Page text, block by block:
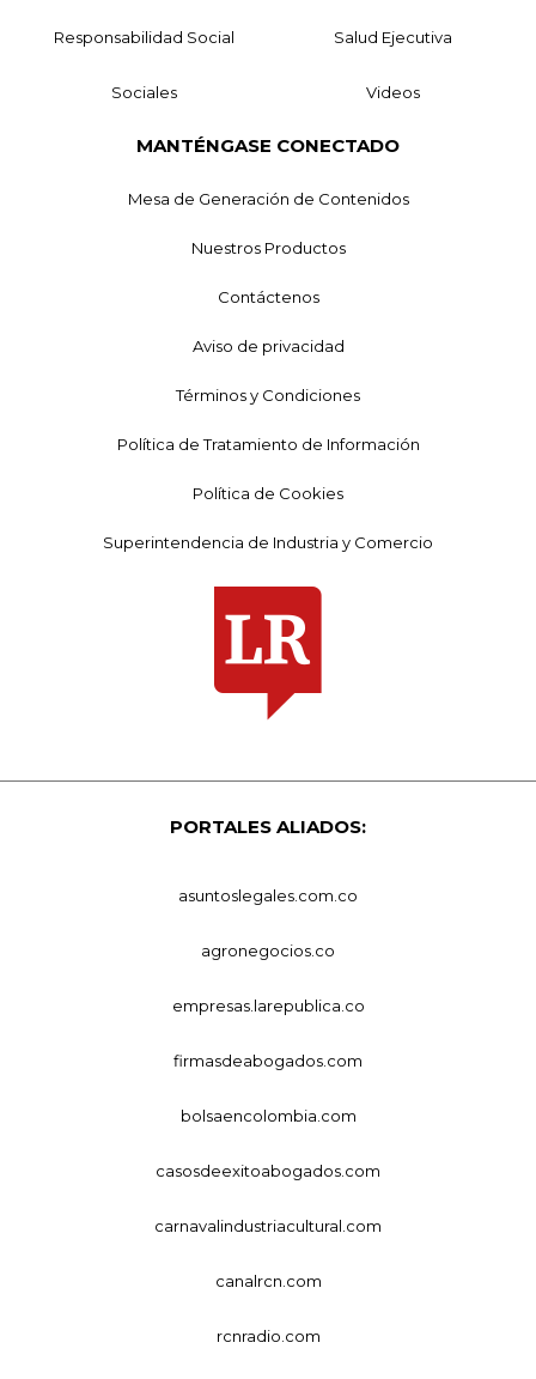
Responsabilidad Social Salud Ejecutiva
Sociales Videos
MANTÉNGASE CONECTADO
Mesa de Generación de Contenidos
Nuestros Productos
Contáctenos
Aviso de privacidad
Términos y Condiciones
Política de Tratamiento de Información
Política de Cookies
Superintendencia de Industria y Comercio
PORTALES ALIADOS:
asuntoslegales.com.co
agronegocios.co
empresas.larepublica.co
firmasdeabogados.com
bolsaencolombia.com
casosdeexitoabogados.com
carnavalindustriacultural.com
canalrcn.com
rcnradio.com